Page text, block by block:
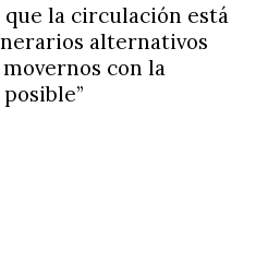
la circulación está
alternativos
con la